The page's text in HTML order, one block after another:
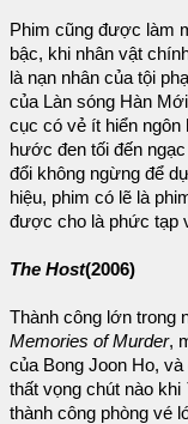
Phim cũng được làm
bậc, khi nhân vật
là nạn nhân của tội
của Làn sóng Hàn
cục có vẻ ít hiển
hước đen tối đến
đổi không ngừng để
hiệu, phim có lẽ là
được cho là phức tạp
The Host(2006)
Thành công lớn
Memories of Murder,
của Bong Joon Ho,
thất vọng chút nào khi
thành công phòng vé